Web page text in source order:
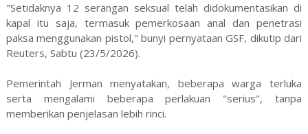
"Setidaknya 12 serangan seksual telah didokumentasikan di
kapal itu saja, termasuk pemerkosaan anal dan penetrasi
paksa menggunakan pistol," bunyi pernyataan GSF, dikutip dari
Reuters, Sabtu (23/5/2026).
Pemerintah Jerman menyatakan, beberapa warga terluka
serta mengalami beberapa perlakuan "serius", tanpa
memberikan penjelasan lebih rinci.